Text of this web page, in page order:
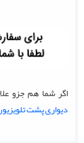
اگر شما هم جزو
دیواری پشت